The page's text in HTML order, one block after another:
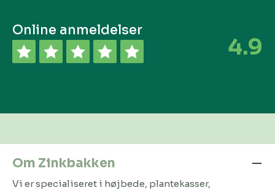
Online anmeldelser
4.9
Om Zinkbakken
Vi er specialiseret i højbede, plantekasser,